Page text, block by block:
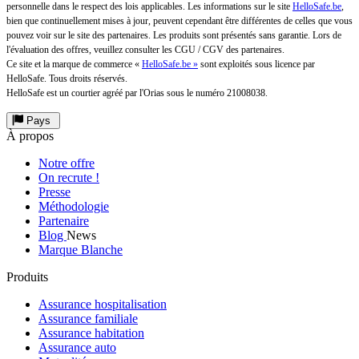
personnelle dans le respect des lois applicables. Les informations sur le site HelloSafe.be,
bien que continuellement mises à jour, peuvent cependant être différentes de celles que vous
pouvez voir sur le site des partenaires. Les produits sont présentés sans garantie. Lors de
l'évaluation des offres, veuillez consulter les CGU / CGV des partenaires.
Ce site et la marque de commerce « HelloSafe.be » sont exploités sous licence par
HelloSafe. Tous droits réservés.
HelloSafe est un courtier agréé par l'Orias sous le numéro 21008038.
Pays
À propos
Notre offre
On recrute !
Presse
Méthodologie
Partenaire
Blog News
Marque Blanche
Produits
Assurance hospitalisation
Assurance familiale
Assurance habitation
Assurance auto